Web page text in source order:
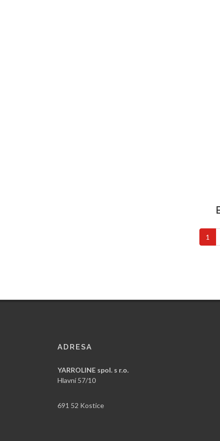
1
ADRESA
YARROLINE spol. s r.o.
Hlavní 57/10
691 52 Kostice